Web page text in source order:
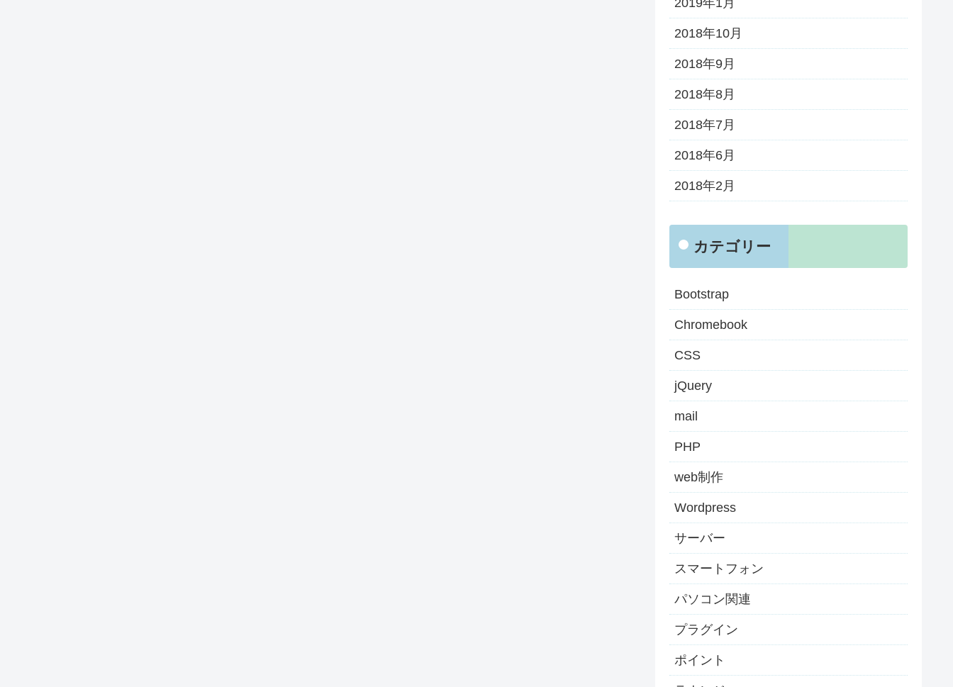
2019年1月
2018年10月
2018年9月
2018年8月
2018年7月
2018年6月
2018年2月
カテゴリー
Bootstrap
Chromebook
CSS
jQuery
mail
PHP
web制作
Wordpress
サーバー
スマートフォン
パソコン関連
プラグイン
ポイント